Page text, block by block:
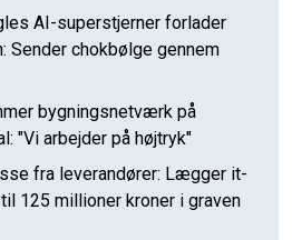
AI-superstjerner forlader
Sender chokbølge gennem
bygningsnetværk på
"Vi arbejder på højtryk"
fra leverandører: Lægger it-
125 millioner kroner i graven